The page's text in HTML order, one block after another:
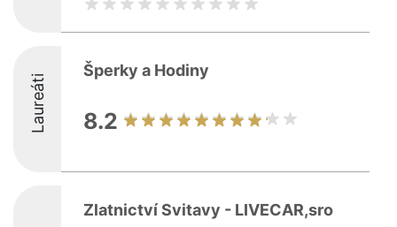
Laureáti
Šperky a Hodiny
8.2
Zlatnictví Svitavy - LIVECAR,sro